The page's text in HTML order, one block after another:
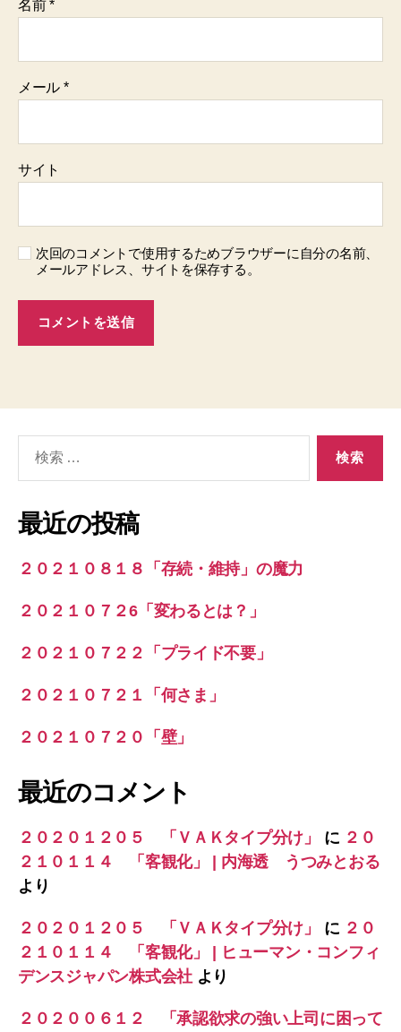
名前*
メール *
サイト
次回のコメントで使用するためブラウザーに自分の名前、
メールアドレス、サイトを保存する。
象:
最近の投稿
２０２１０８１８「存続・維持」の魔力
２０２１０７２6「変わるとは？」
２０２１０７２２「プライド不要」
２０２１０７２１「何さま」
２０２１０７２０「壁」
最近のコメント
２０２０１２０５ 「ＶＡＫタイプ分け」 に ２０
２１０１１４ 「客観化」 | 内海透 うつみとおる
より
２０２０１２０５ 「ＶＡＫタイプ分け」 に ２０
２１０１１４ 「客観化」 | ヒューマン・コンフィ
デンスジャパン株式会社 より
２０２００６１２ 「承認欲求の強い上司に困って